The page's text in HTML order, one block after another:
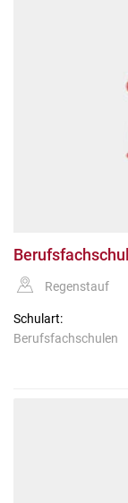
Regenstauf
Schulart:
Berufsfachschulen